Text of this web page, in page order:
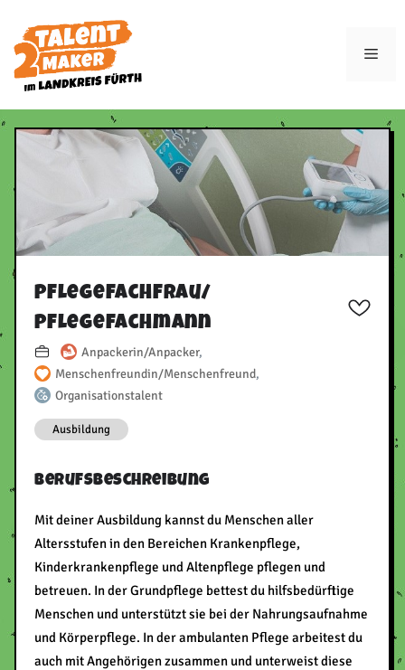
Inhalt
springen
Pflegefachfrau/​
Pflegefachmann
Anpackerin/Anpacker,
Menschenfreundin/Menschenfreund,
Organisationstalent
Ausbildung
Berufsbeschreibung
Mit deiner Ausbildung kannst du Menschen aller
Altersstufen in den Bereichen Krankenpflege,
Kinderkrankenpflege und Altenpflege pflegen und
betreuen. In der Grundpflege bettest du hilfsbedürftige
Menschen und unterstützt sie bei der Nahrungsaufnahme
und Körperpflege. In der ambulanten Pflege arbeitest du
auch mit Angehörigen zusammen und unterweist diese